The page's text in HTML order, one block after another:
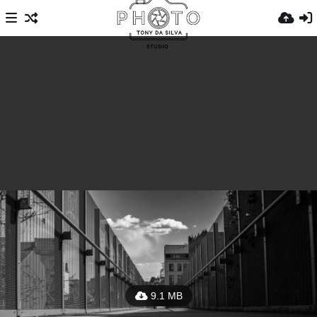
9.1 MB